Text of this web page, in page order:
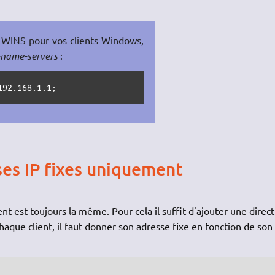
pour vos clients Windows,
servers:
IP fixes uniquement
est toujours la même. Pour cela il suffit d'ajouter une
client, il faut donner son adresse fixe en fonction de son